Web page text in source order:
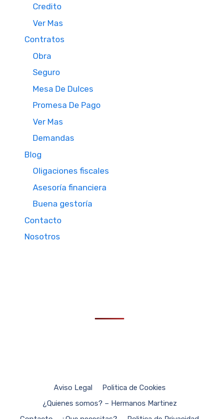
Credito
Ver Mas
Contratos
Obra
Seguro
Mesa De Dulces
Promesa De Pago
Ver Mas
Demandas
Blog
Oligaciones fiscales
Asesoría financiera
Buena gestoría
Contacto
Nosotros
Aviso Legal
Politica de Cookies
¿Quienes somos? – Hermanos Martinez